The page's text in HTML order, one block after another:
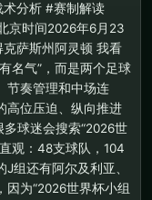
分析 #赛制解读
京时间2026年6月23
萨斯州阿灵顿 我看
名气”，而是两个足球
节奏管理和中场连
高位压迫、纵向推进
球迷会搜索“2026世
观：48支球队，104
组还有阿尔及利亚、
为“2026世界杯小组